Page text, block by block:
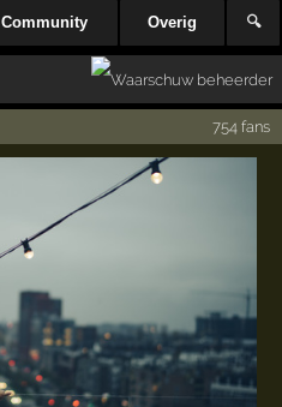
Community Overig 🔍
754 fans